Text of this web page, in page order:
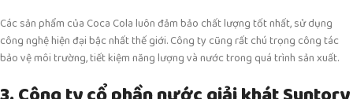
Các sản phẩm của Coca Cola luôn đảm bảo chất lượng tốt nhất, sử dụng
công nghệ hiện đại bậc nhất thế giới. Công ty cũng rất chú trọng công tác
bảo vệ môi trường, tiết kiệm năng lượng và nước trong quá trình sản xuất.